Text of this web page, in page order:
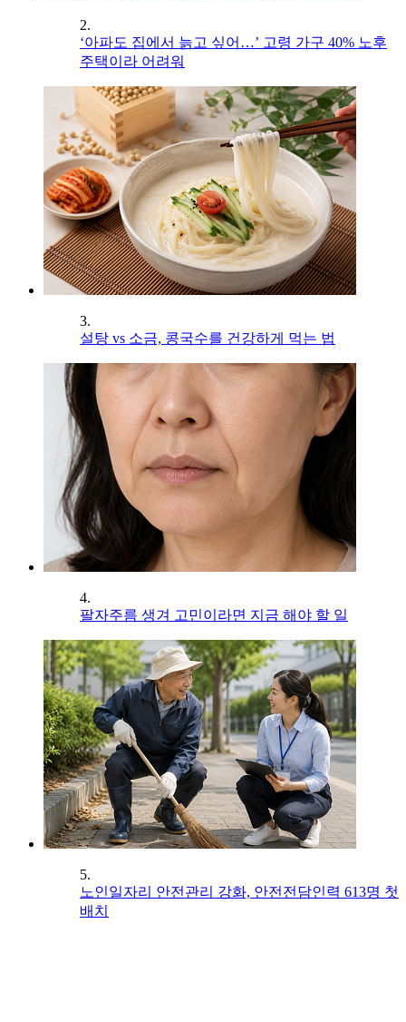
2.
‘아파도 집에서 늙고 싶어…’ 고령 가구 40% 노후
주택이라 어려워
3.
설탕 vs 소금, 콩국수를 건강하게 먹는 법
4.
팔자주름 생겨 고민이라면 지금 해야 할 일
5.
노인일자리 안전관리 강화, 안전전담인력 613명 첫
배치